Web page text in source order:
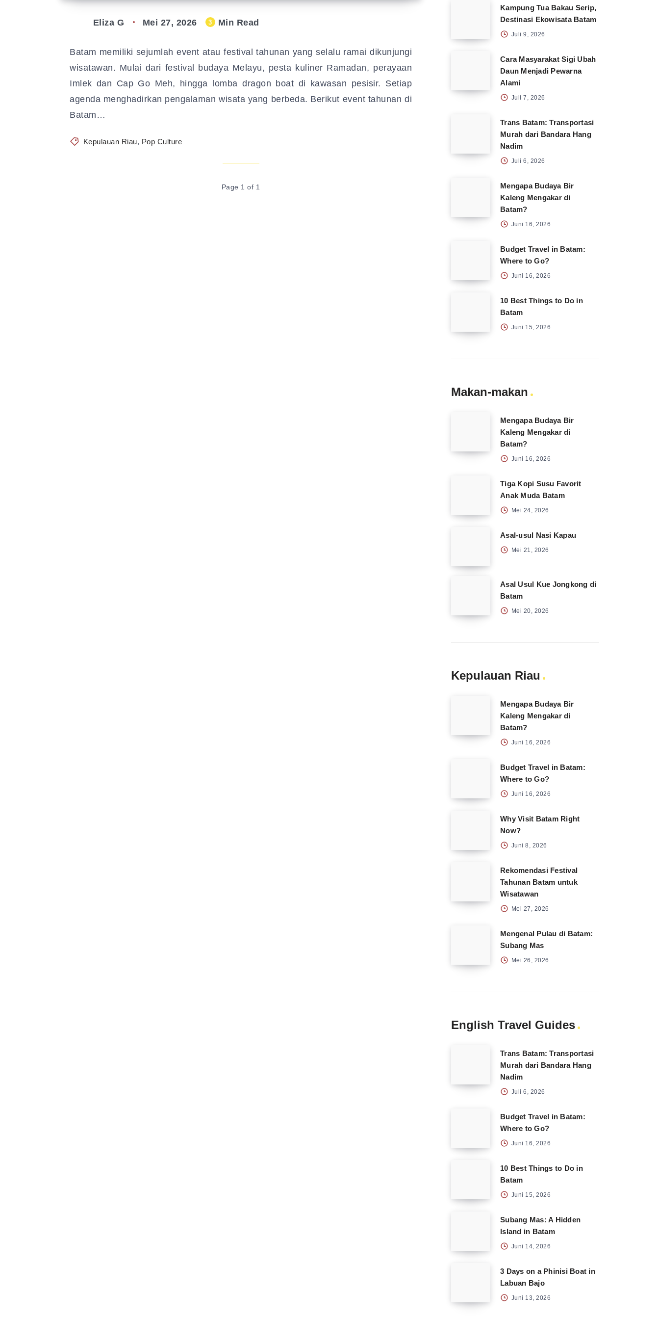
Eliza G Mei 27, 2026 3 Min Read
Batam memiliki sejumlah event atau festival tahunan yang selalu ramai dikunjungi
wisatawan. Mulai dari festival budaya Melayu, pesta kuliner Ramadan, perayaan
Imlek dan Cap Go Meh, hingga lomba dragon boat di kawasan pesisir. Setiap
agenda menghadirkan pengalaman wisata yang berbeda. Berikut event tahunan di
Batam…
Kepulauan Riau, Pop Culture
Page 1 of 1
Kampung Tua Bakau Serip,
Destinasi Ekowisata Batam
Juli 9, 2026
Cara Masyarakat Sigi Ubah
Daun Menjadi Pewarna
Alami
Juli 7, 2026
Trans Batam: Transportasi
Murah dari Bandara Hang
Nadim
Juli 6, 2026
Mengapa Budaya Bir
Kaleng Mengakar di
Batam?
Juni 16, 2026
Budget Travel in Batam:
Where to Go?
Juni 16, 2026
10 Best Things to Do in
Batam
Juni 15, 2026
Makan-makan
Mengapa Budaya Bir
Kaleng Mengakar di
Batam?
Juni 16, 2026
Tiga Kopi Susu Favorit
Anak Muda Batam
Mei 24, 2026
Asal-usul Nasi Kapau
Mei 21, 2026
Asal Usul Kue Jongkong di
Batam
Mei 20, 2026
Kepulauan Riau
Mengapa Budaya Bir
Kaleng Mengakar di
Batam?
Juni 16, 2026
Budget Travel in Batam:
Where to Go?
Juni 16, 2026
Why Visit Batam Right
Now?
Juni 8, 2026
Rekomendasi Festival
Tahunan Batam untuk
Wisatawan
Mei 27, 2026
Mengenal Pulau di Batam:
Subang Mas
Mei 26, 2026
English Travel Guides
Trans Batam: Transportasi
Murah dari Bandara Hang
Nadim
Juli 6, 2026
Budget Travel in Batam:
Where to Go?
Juni 16, 2026
10 Best Things to Do in
Batam
Juni 15, 2026
Subang Mas: A Hidden
Island in Batam
Juni 14, 2026
3 Days on a Phinisi Boat in
Labuan Bajo
Juni 13, 2026